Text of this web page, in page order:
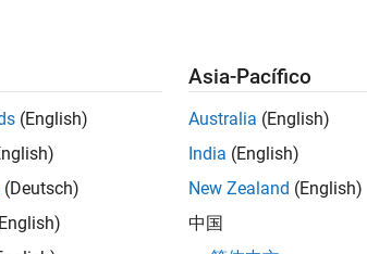
(English)
(Deutsch)
Asia-Pacífico
Australia (English)
India (English)
New Zealand (English)
中国